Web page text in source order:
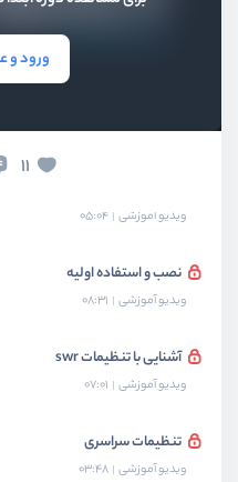
ورود
11
بخش پنجم کتابخانه Headless Ui
بخش هفتم کتابخانه SWR
ویدیو آموزشی 05:04
نصب و استفاده اولیه
ویدیو آموزشی 08:31
آشنایی با تنظیمات swr
ویدیو آموزشی 07:01
تنظیمات سراسری
ویدیو آموزشی 03:48